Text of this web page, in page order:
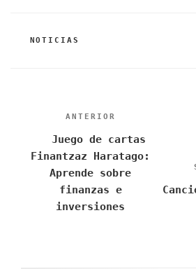
CATEGORÍAS
NOTICIAS
Navegación
entradas
Entrada
anterior:
ANTERIOR
Juego de cartas
Finantzaz Haratago:
Aprende sobre
finanzas e
inversiones